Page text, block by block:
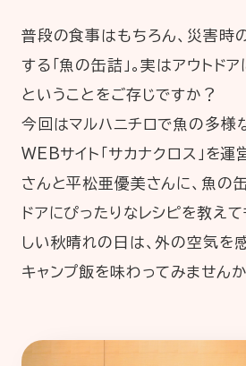
公式Xアカウント
公式アカウント一覧
普段の食事はもちろん、災害時
する「魚の缶詰」。実はアウトド
ということをご存じですか？
今回はマルハニチロで魚の多様
WEBサイト「サカナクロス」を運
さんと平松亜優美さんに、魚の
ドアにぴったりなレシピを教え
しい秋晴れの日は、外の空気を
キャンプ飯を味わってみません